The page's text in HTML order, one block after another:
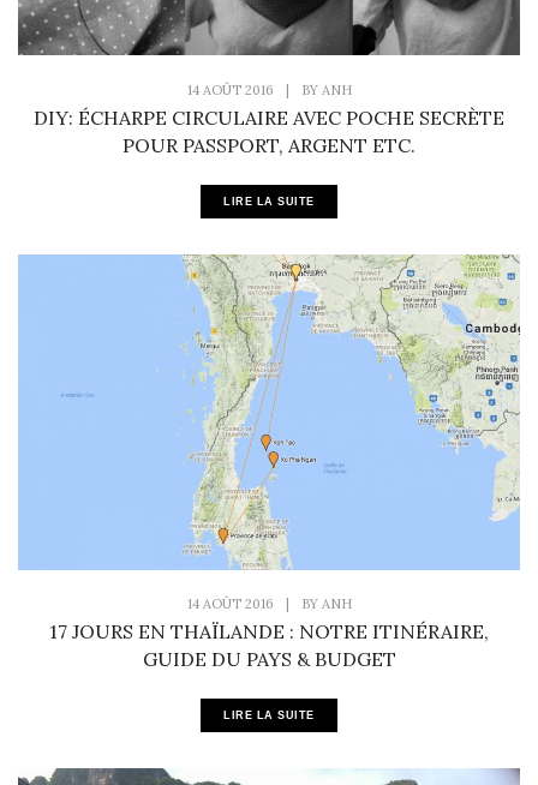
14 AOÛT 2016 | BY ANH
DIY: ÉCHARPE CIRCULAIRE AVEC POCHE SECRÈTE
POUR PASSPORT, ARGENT ETC.
LIRE LA SUITE
14 AOÛT 2016 BY ANH
17 JOURS EN THAÏLANDE : NOTRE ITINÉRAIRE,
GUIDE DU PAYS & BUDGET
LIRE LA SUITE